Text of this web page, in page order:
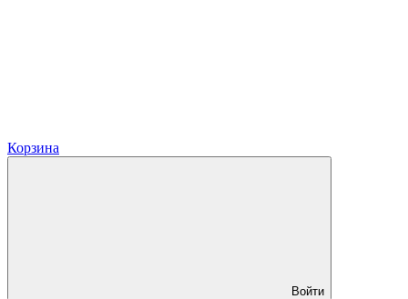
Корзина
Войти